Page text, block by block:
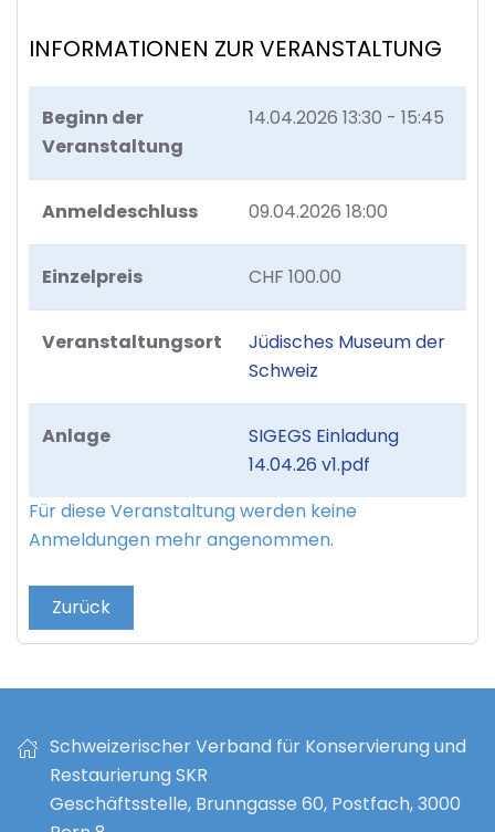
INFORMATIONEN ZUR VERANSTALTUNG
Beginn der
Veranstaltung
14.04.2026 13:30 - 15:45
Anmeldeschluss 09.04.2026 18:00
Einzelpreis CHF 100.00
Veranstaltungsort
Jüdisches Museum der
Schweiz
Anlage
SIGEGS Einladung
14.04.26 v1.pdf
Für diese Veranstaltung werden keine
Anmeldungen mehr angenommen.
Zurück
Schweizerischer Verband für Konservierung und
Restaurierung SKR
Geschäftsstelle, Brunngasse 60, Postfach, 3000